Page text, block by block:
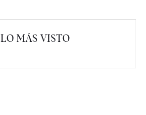
LO MÁS VISTO